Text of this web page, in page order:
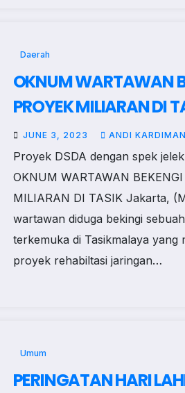
Daerah
OKNUM WARTAWAN
PROYEK MILIARAN DI
JUNE 3, 2023 ANDI KARDIMAN
Proyek DSDA dengan spek
OKNUM WARTAWAN BEKENGI
MILIARAN DI TASIK Jakarta,
wartawan diduga bekingi
terkemuka di Tasikmalaya yang
proyek rehabiltasi jaringan…
Umum
PERINGATAN HARI